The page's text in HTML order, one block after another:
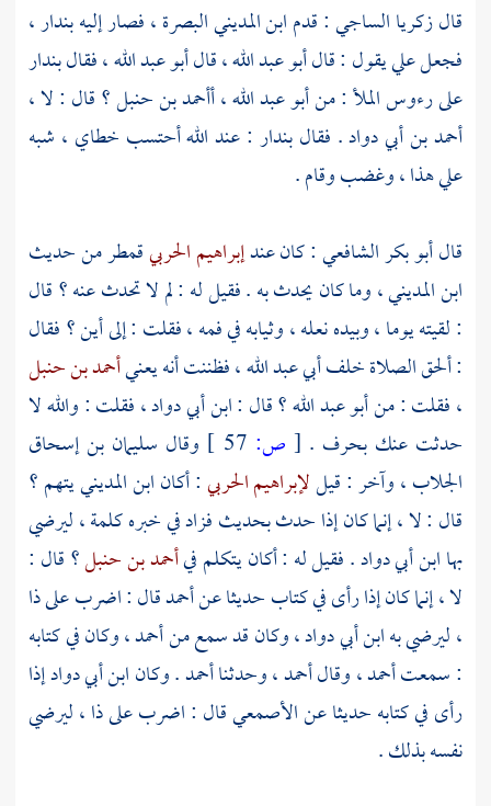
قالزكريا الساجي: قدمابن المدينيالبصرة، فصار إليهبندار،
فجعلعلييقول : قالأبو عبد الله، قالأبو عبد الله، فقالبندار
على رءوس الملأ : منأبو عبد الله،أأحمد بن حنبل؟ قال : لا ،
أحمد بن أبي دواد. فقالبندار : عند الله أحتسب خطاي ، شبه
علي هذا ، وغضب وقام .
قالأبو بكر الشافعي: كان عندإبراهيم الحربيقمطر من حديث
ابن المديني، وما كان يحدث به . فقيل له : لم لا تحدث عنه ؟ قال
: لقيته يوما ، وبيده نعله ، وثيابه في فمه ، فقلت : إلى أين ؟ فقال
: ألحق الصلاة خلفأبي عبد الله، فظننت أنه يعنيأحمد بن حنبل
، فقلت : منأبو عبد الله؟ قال :ابن أبي دواد، فقلت : والله لا
حدثت عنك بحرف . [ ص: وقال سليمان بن إسحاق
الجلاب، وآخر : قيللإبراهيم الحربي: أكانابن المدينييتهم ؟
قال : لا ، إنما كان إذا حدث بحديث فزاد في خبره كلمة ، ليرضي
بهاابن أبي دواد. فقيل له : أكان يتكلم فيأحمد بن حنبل؟ قال :
لا ، إنما كان إذا رأى في كتاب حديثا عنأحمدقال : اضرب على ذا
، ليرضي بهابن أبي دواد، وكان قد سمع منأحمد، وكان في كتابه
: سمعتأحمد، وقالأحمد، وحدثناأحمد. وكانابن أبي دوادإذا
رأى في كتابه حديثا عنالأصمعيقال : اضرب على ذا ، ليرضي
نفسه بذلك .